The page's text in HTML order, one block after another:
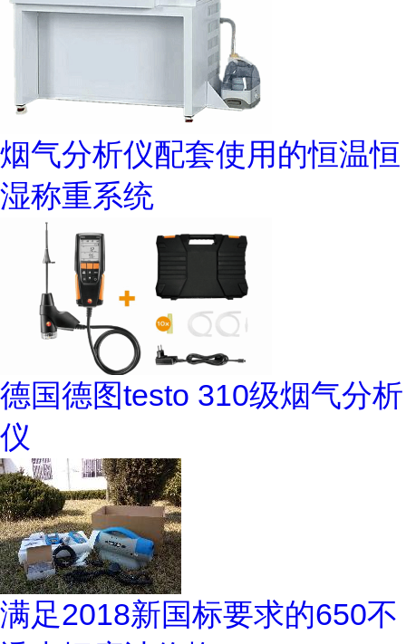
烟气分析仪配套使用的恒温恒
湿称重系统
德国德图testo 310级烟气分析
仪
满足2018新国标要求的650不